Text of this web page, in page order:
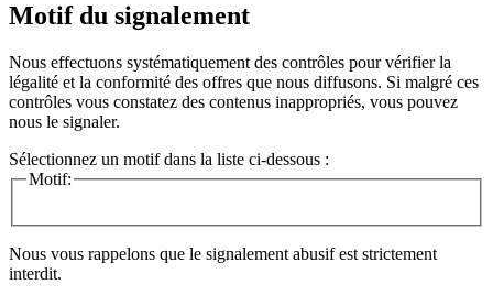
Motif du signalement
Nous effectuons systématiquement des contrôles pour vérifier la
légalité et la conformité des offres que nous diffusons. Si malgré ces
contrôles vous constatez des contenus inappropriés, vous pouvez
nous le signaler.
Sélectionnez un motif dans la liste ci-dessous :
Motif:
Nous vous rappelons que le signalement abusif est strictement
interdit.